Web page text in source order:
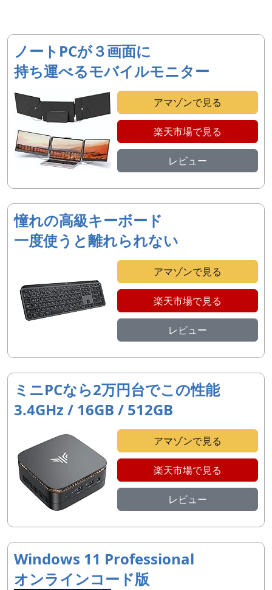
ノートPCが３画面に
持ち運べるモバイルモニター
アマゾンで見る
楽天市場で見る
レビュー
憧れの高級キーボード
一度使うと離れられない
アマゾンで見る
楽天市場で見る
レビュー
ミニPCなら2万円台でこの性能
3.4GHz / 16GB / 512GB
アマゾンで見る
楽天市場で見る
レビュー
Windows 11 Professional
オンラインコード版